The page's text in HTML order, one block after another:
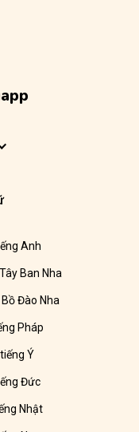
Anh
Ban Nha
Đào Nha
Pháp
Ý
Đức
Nhật